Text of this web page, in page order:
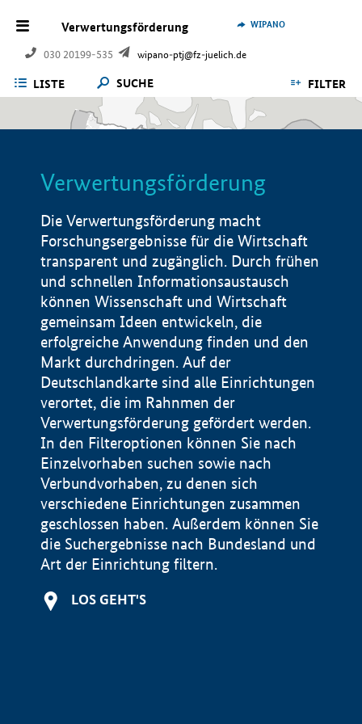
Verwertungsförderung
030 20199-535 wipano-ptj@fz-juelich.de
WIPANO
LISTE SUCHE FILTER
Verwertungsförderung
Die Verwertungsförderung macht
Forschungsergebnisse für die Wirtschaft
transparent und zugänglich. Durch frühen
und schnellen Informationsaustausch
können Wissenschaft und Wirtschaft
gemeinsam Ideen entwickeln, die
erfolgreiche Anwendung finden und den
Markt durchdringen. Auf der
Deutschlandkarte sind alle Einrichtungen
verortet, die im Rahnmen der
Verwertungsförderung gefördert werden.
In den Filteroptionen können Sie nach
Einzelvorhaben suchen sowie nach
Verbundvorhaben, zu denen sich
verschiedene Einrichtungen zusammen
geschlossen haben. Außerdem können Sie
die Suchergebnisse nach Bundesland und
Art der Einrichtung filtern.
LOS GEHT'S